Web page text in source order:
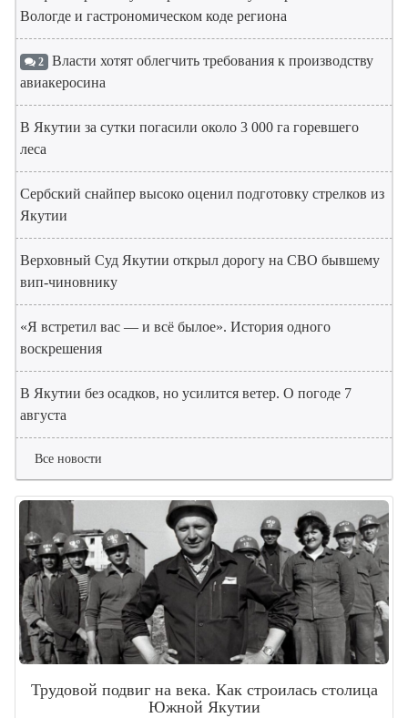
Вологде и гастрономическом коде региона
2 Власти хотят облегчить требования к производству
авиакеросина
В Якутии за сутки погасили около 3 000 га горевшего
леса
Сербский снайпер высоко оценил подготовку стрелков из
Якутии
Верховный Суд Якутии открыл дорогу на СВО бывшему
вип-чиновнику
«Я встретил вас — и всё былое». История одного
воскрешения
В Якутии без осадков, но усилится ветер. О погоде 7
августа
Все новости
Трудовой подвиг на века. Как строилась столица
Южной Якутии